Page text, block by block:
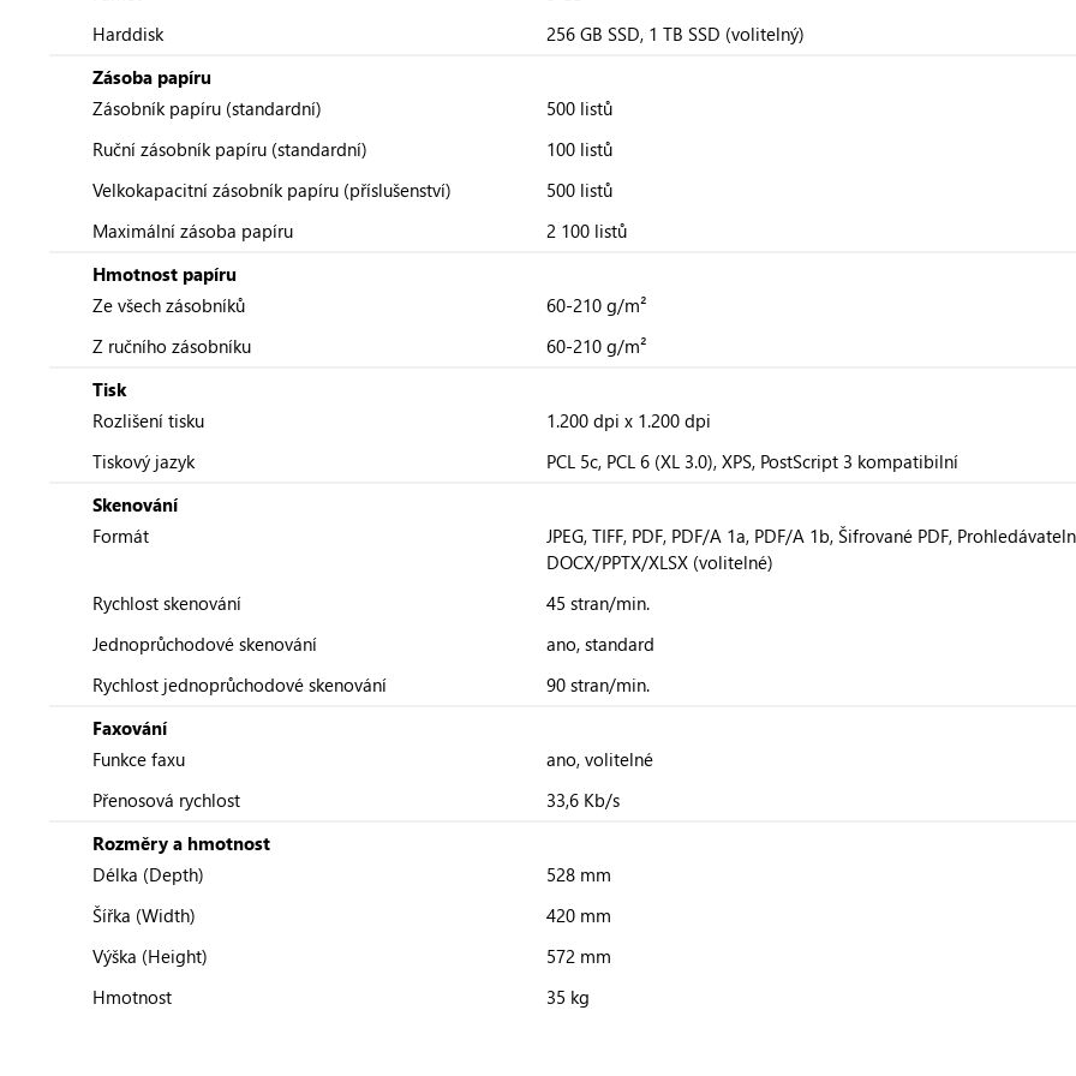
Harddisk
256 GB SSD, 1 TB SSD (volitelný)
Zásoba papíru
Zásobník papíru (standardní)
500 listů
Ruční zásobník papíru (standardní)
100 listů
Velkokapacitní zásobník papíru (příslušenství)
500 listů
Maximální zásoba papíru
2 100 listů
Hmotnost papíru
Ze všech zásobníků
60-210 g/m²
Z ručního zásobníku
60-210 g/m²
Tisk
Rozlišení tisku
1.200 dpi x 1.200 dpi
Tiskový jazyk
PCL 5c, PCL 6 (XL 3.0), XPS, PostScript 3 kompatibilní
Skenování
Formát
JPEG, TIFF, PDF, PDF/A 1a, PDF/A 1b, Šifrované PDF,
DOCX/PPTX/XLSX (volitelné)
Rychlost skenování
45 stran/min.
Jednoprůchodové skenování
ano, standard
Rychlost jednoprůchodové skenování
90 stran/min.
Faxování
Funkce faxu
ano, volitelné
Přenosová rychlost
33,6 Kb/s
Rozměry a hmotnost
Délka (Depth)
528 mm
Šířka (Width)
420 mm
Výška (Height)
572 mm
Hmotnost
35 kg